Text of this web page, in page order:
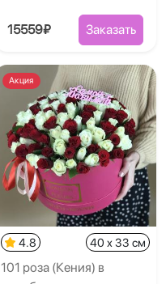
15559₽ Заказать
Акция
4.8 40 x 33 см
101 роза (Кения) в